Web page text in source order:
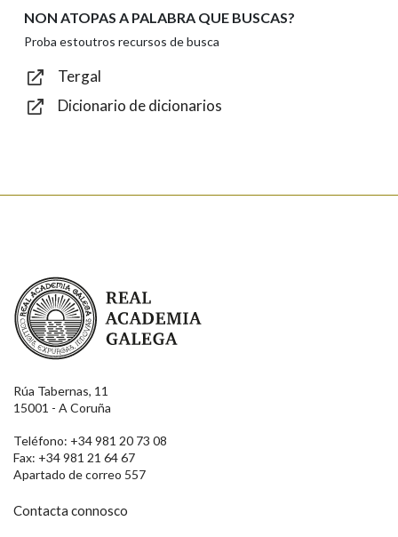
Enviar
NON ATOPAS A PALABRA QUE BUSCAS?
Proba estoutros recursos de busca
Tergal
Dicionario de dicionarios
Real Academia Galega
Rúa Tabernas, 11
15001 - A Coruña
Teléfono: +34 981 20 73 08
Fax: +34 981 21 64 67
Apartado de correo 557
Contacta connosco